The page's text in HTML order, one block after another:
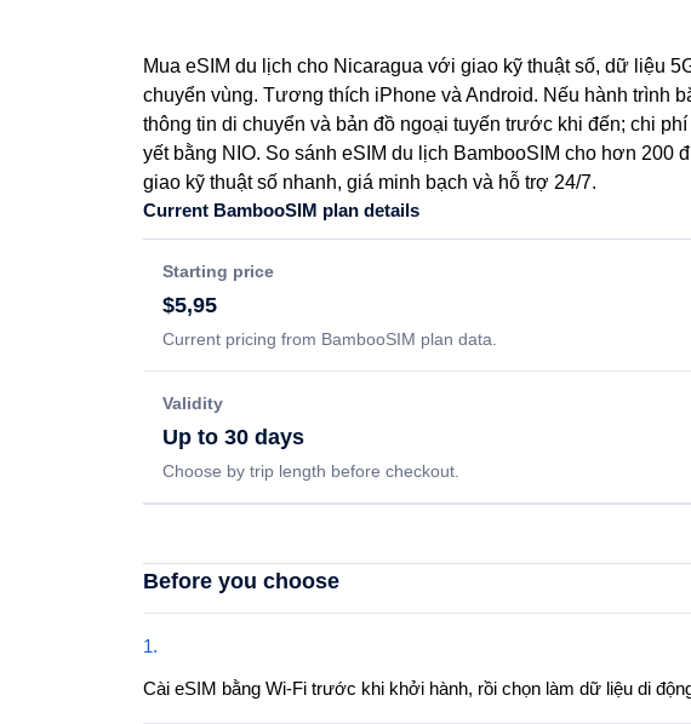
Mua eSIM du lịch cho Nicaragua với giao kỹ thuật số, dữ liệu
chuyển vùng. Tương thích iPhone và Android. Nếu hành trình
thông tin di chuyển và bản đồ ngoại tuyến trước khi đến; chi
yết bằng NIO. So sánh eSIM du lịch BambooSIM cho hơn 200
giao kỹ thuật số nhanh, giá minh bạch và hỗ trợ 24/7.
Current BambooSIM plan details
Starting price
$5,95
Current pricing from BambooSIM plan data.
Validity
Up to 30 days
Choose by trip length before checkout.
Before you choose
1.
Cài eSIM bằng Wi-Fi trước khi khởi hành, rồi chọn làm dữ liệu di